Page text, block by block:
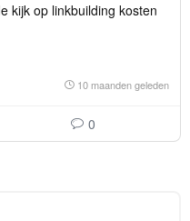
kijk op linkbuilding kosten
10 maanden geleden
0